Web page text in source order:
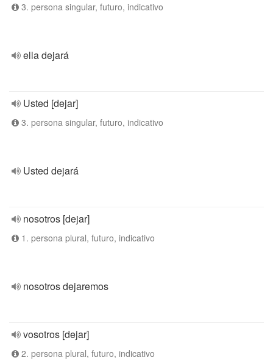
3. persona singular, futuro, indicativo
ella dejará
Usted [dejar]
3. persona singular, futuro, indicativo
Usted dejará
nosotros [dejar]
1. persona plural, futuro, indicativo
nosotros dejaremos
vosotros [dejar]
2. persona plural, futuro, indicativo